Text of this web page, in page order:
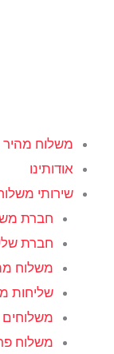
משלוח מהיר
אודותינו
שירותי
חברת
חברת
משלוח
שליחות
משלוח